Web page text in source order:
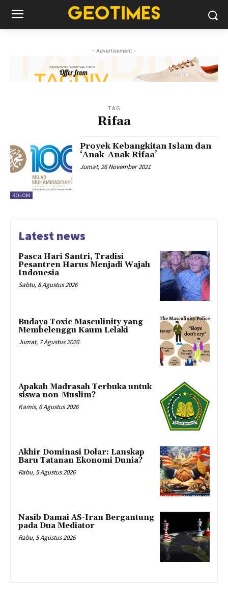
- Advertisement -
TAG
Rifaa
KOLOM
Proyek Kebangkitan Islam dan
‘Anak-Anak Rifaa’
Jumat, 26 November 2021
Latest news
Pasca Hari Santri, Tradisi
Pesantren Harus Menjadi Wajah
Indonesia
Sabtu, 8 Agustus 2026
Budaya Toxic Masculinity yang
Membelenggu Kaum Lelaki
Jumat, 7 Agustus 2026
Apakah Madrasah Terbuka untuk
siswa non-Muslim?
Kamis, 6 Agustus 2026
Akhir Dominasi Dolar: Lanskap
Baru Tatanan Ekonomi Dunia?
Rabu, 5 Agustus 2026
Nasib Damai AS-Iran Bergantung
pada Dua Mediator
Rabu, 5 Agustus 2026